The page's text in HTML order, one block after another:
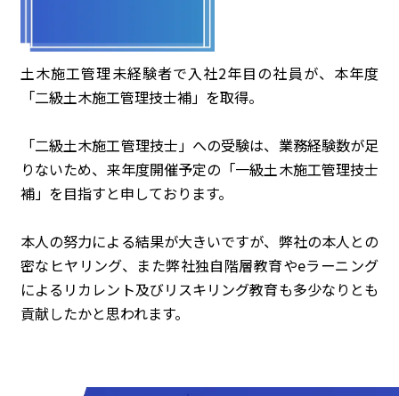
土木施工管理未経験者で入社2年目の社員が、本年度
「二級土木施工管理技士補」を取得。
「二級土木施工管理技士」への受験は、業務経験数が足
りないため、来年度開催予定の「一級土木施工管理技士
補」を目指すと申しております。
本人の努力による結果が大きいですが、弊社の本人との
密なヒヤリング、また弊社独自階層教育やeラーニング
によるリカレント及びリスキリング教育も多少なりとも
貢献したかと思われます。